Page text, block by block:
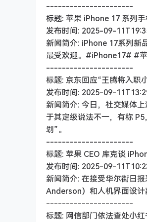
----------------------
标题: 苹果 iPhone 17 系列
发布时间: 2025-09-
新闻简介: iPhone 17系列新
最受欢迎。#iPhone17# #
----------------------
标题: 京东回应“王腾将入职
发布时间: 2025-09-
新闻简介: 今日，社交媒体
于其定级说法不一，有称
划”。
----------------------
标题: 苹果 CEO 库克谈
发布时间: 2025-09-
新闻简介: 在接受华尔街日
Anderson）和人机界面设
----------------------
标题: 网信部门依法查处小